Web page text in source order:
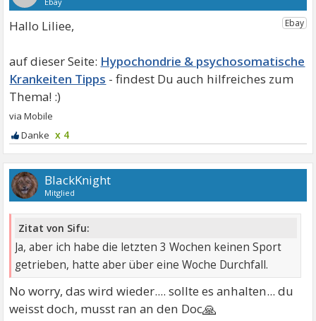
Hallo Liliee,
Hypochondrie & psychosomatische
Krankeiten Tipps
x 4
BlackKnight
Mitglied
Zitat von Sifu:
Ja, aber ich habe die letzten 3 Wochen keinen Sport
getrieben, hatte aber über eine Woche Durchfall.
No worry, das wird wieder.... sollte es anhalten... du
weisst doch, musst ran an den Doc🙏